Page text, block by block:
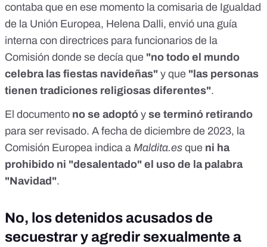
contaba que en ese momento la comisaria de Igualdad
de la Unión Europea, Helena Dalli, envió una guía
interna con directrices para funcionarios de la
Comisión donde se decía que "no todo el mundo
celebra las fiestas navideñas" y que "las personas
tienen tradiciones religiosas diferentes".
El documento no se adoptó y se terminó retirando
para ser revisado. A fecha de diciembre de 2023, la
Comisión Europea indica a Maldita.es que ni ha
prohibido ni "desalentado" el uso de la palabra
"Navidad".
No, los detenidos acusados de
secuestrar y agredir sexualmente a